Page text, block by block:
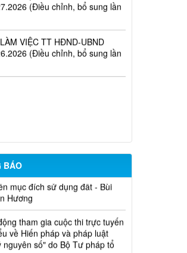
VIỆC TT HĐND-UBND
(Điều chỉnh, bổ sung lần
BÁO
chuyển mục đích - nguyễn
mục đích sử dụng đất - Bùi
Hương
tham gia cuộc thi trực tuyến
về Hiến pháp và pháp luật
số" do Bộ Tư pháp tổ